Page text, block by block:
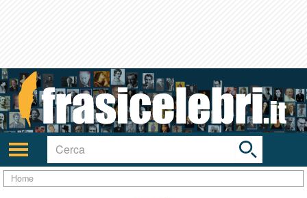
Attiva/disattiva
navigazione
Toggle
search
bar
Home